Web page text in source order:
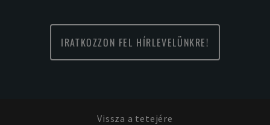
IRATKOZZON FEL HÍRLEVELÜNKRE!
Vissza a tetejére